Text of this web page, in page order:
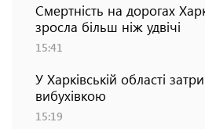
Смертність на дорогах
зросла більш ніж удвічі
15:41
У Харківській області
вибухівкою
15:19